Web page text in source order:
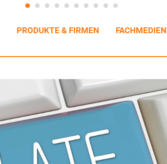
PRODUKTE & FIRMEN FACHMEDIEN